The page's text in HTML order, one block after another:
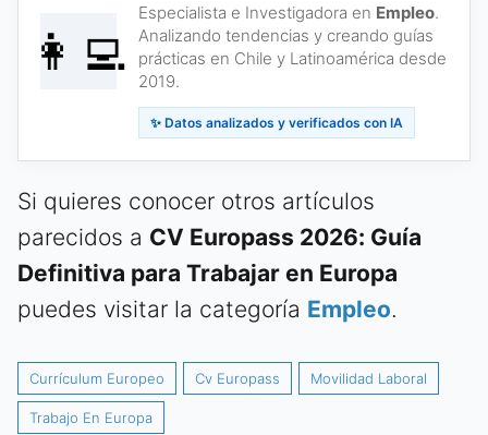
👩‍💻
Especialista e Investigadora en Empleo.
Analizando tendencias y creando guías
prácticas en Chile y Latinoamérica desde
2019.
✨ Datos analizados y verificados con IA
Si quieres conocer otros artículos
parecidos a CV Europass 2026: Guía
Definitiva para Trabajar en Europa
puedes visitar la categoría Empleo.
Currículum Europeo Cv Europass Movilidad Laboral
Trabajo En Europa